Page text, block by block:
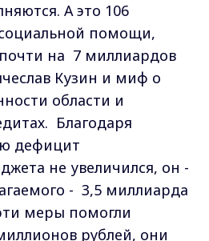
А это 106
помощи,
на 7 миллиардов
Кузин и миф о
области и
Благодаря
дефицит
не увеличился, он -
- 3,5 миллиарда
меры помогли
рублей, они